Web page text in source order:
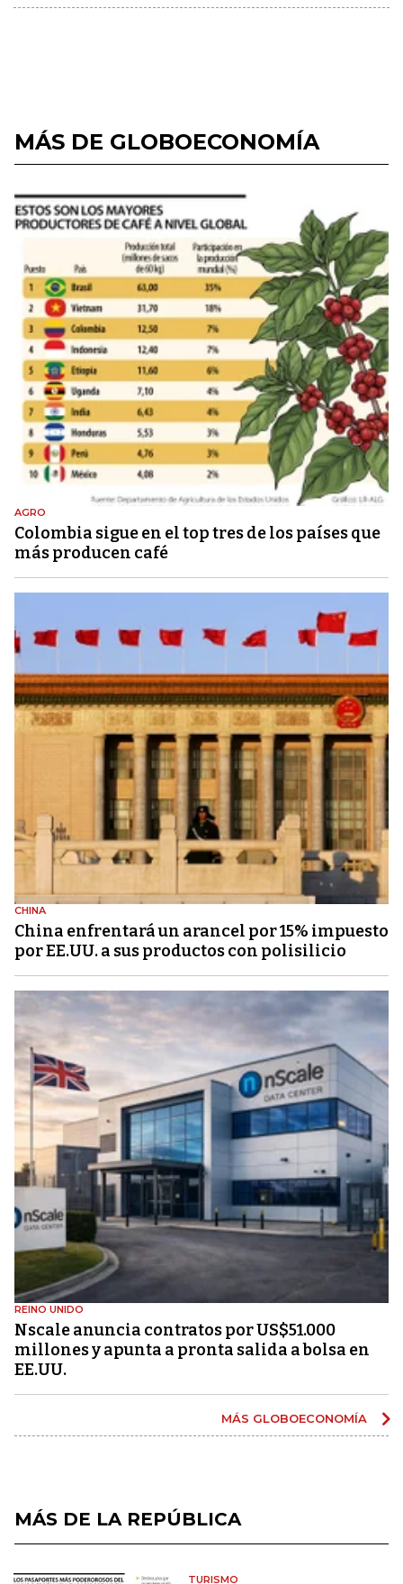
MÁS DE GLOBOECONOMÍA
AGRO
Colombia sigue en el top tres de los países que
más producen café
CHINA
China enfrentará un arancel por 15% impuesto
por EE.UU. a sus productos con polisilicio
REINO UNIDO
Nscale anuncia contratos por US$51.000
millones y apunta a pronta salida a bolsa en
EE.UU.
MÁS GLOBOECONOMÍA
MÁS DE LA REPÚBLICA
TURISMO